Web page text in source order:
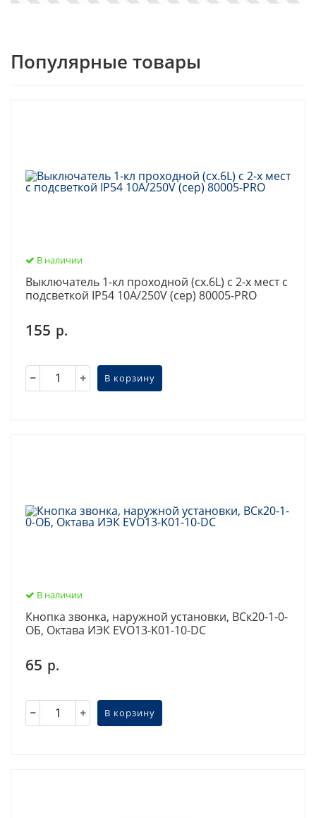
Популярные товары
В наличии
Выключатель 1-кл проходной (сх.6L) с 2-х мест с
подсветкой IP54 10А/250V (сер) 80005-PRO
155 р.
В корзину
В наличии
Кнопка звонка, наружной установки, ВСк20-1-0-
ОБ, Октава ИЭК EVO13-K01-10-DC
65 р.
В корзину